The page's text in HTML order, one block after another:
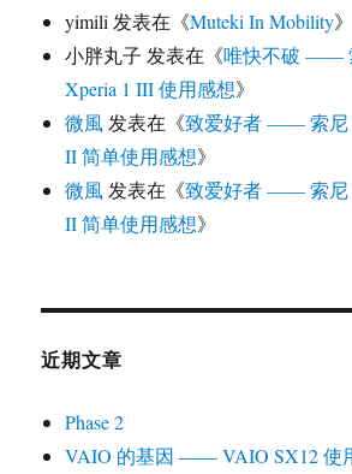
yimili 发表在《Muteki In Mobility》
小胖丸子 发表在《唯快不破 ——
Xperia 1 III 使用感想》
微風 发表在《致爱好者 —— 索尼
II 简单使用感想》
微風 发表在《致爱好者 —— 索尼
II 简单使用感想》
近期文章
Phase 2
VAIO 的基因 —— VAIO SX12 使